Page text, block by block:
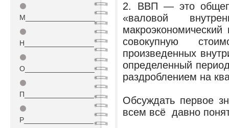
⚫
М_________________
⚫
Н_________________
⚫
О_________________
⚫
П_________________
⚫
Р_________________
2. ВВП — это
«валовой
совокупную
произведенных
определенный
раздроблением на
Обсуждать первое
всем всё давно